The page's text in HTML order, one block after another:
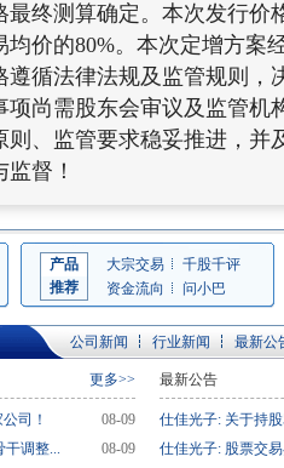
最终测算确定。本次发行价
均价的80%。本次定增方案
遵循法律法规及监管规则，
项尚需股东会审议及监管机
则、监管要求稳妥推进，并
督！
产品
推荐
大宗交易
千股千评
资金流向
问小巴
公司新闻 行业新闻 最新公
更多>>
08-09
司！
08-09
干调整...
最新公告
仕佳光子: 关于持
仕佳光子: 股票交